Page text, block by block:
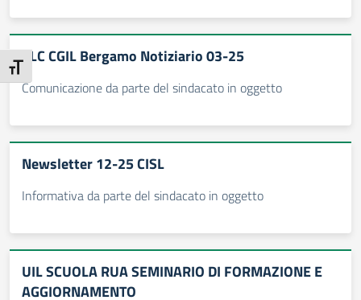
Attiva/disattiva dimensione testo
FLC CGIL Bergamo Notiziario 03-25
Comunicazione da parte del sindacato in oggetto
Newsletter 12-25 CISL
Informativa da parte del sindacato in oggetto
UIL SCUOLA RUA SEMINARIO DI FORMAZIONE E
AGGIORNAMENTO